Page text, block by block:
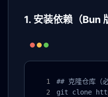
1. 安装依赖（Bun
## 克隆仓库（
git clone